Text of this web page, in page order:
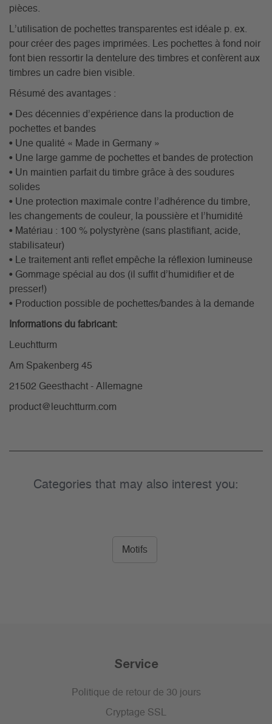
pièces.
L’utilisation de pochettes transparentes est idéale p. ex.
pour créer des pages imprimées. Les pochettes à fond noir
font bien ressortir la dentelure des timbres et confèrent aux
timbres un cadre bien visible.
Résumé des avantages :
• Des décennies d’expérience dans la production de
pochettes et bandes
• Une qualité « Made in Germany »
• Une large gamme de pochettes et bandes de protection
• Un maintien parfait du timbre grâce à des soudures
solides
• Une protection maximale contre l’adhérence du timbre,
les changements de couleur, la poussière et l’humidité
• Matériau : 100 % polystyrène (sans plastifiant, acide,
stabilisateur)
• Le traitement anti reflet empêche la réflexion lumineuse
• Gommage spécial au dos (il suffit d’humidifier et de
presser!)
• Production possible de pochettes/bandes à la demande
Informations du fabricant:
Leuchtturm
Am Spakenberg 45
21502 Geesthacht - Allemagne
product@leuchtturm.com
Categories that may also interest you:
Motifs
Service
Politique de retour de 30 jours
Cryptage SSL